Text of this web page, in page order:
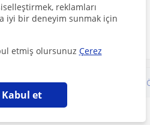
reklamları
iyi bir deneyim sunmak için
etmiş olursunuz Çerez
Kabul et
Tarih
Diksiyon Destekli Güzel Konuşma